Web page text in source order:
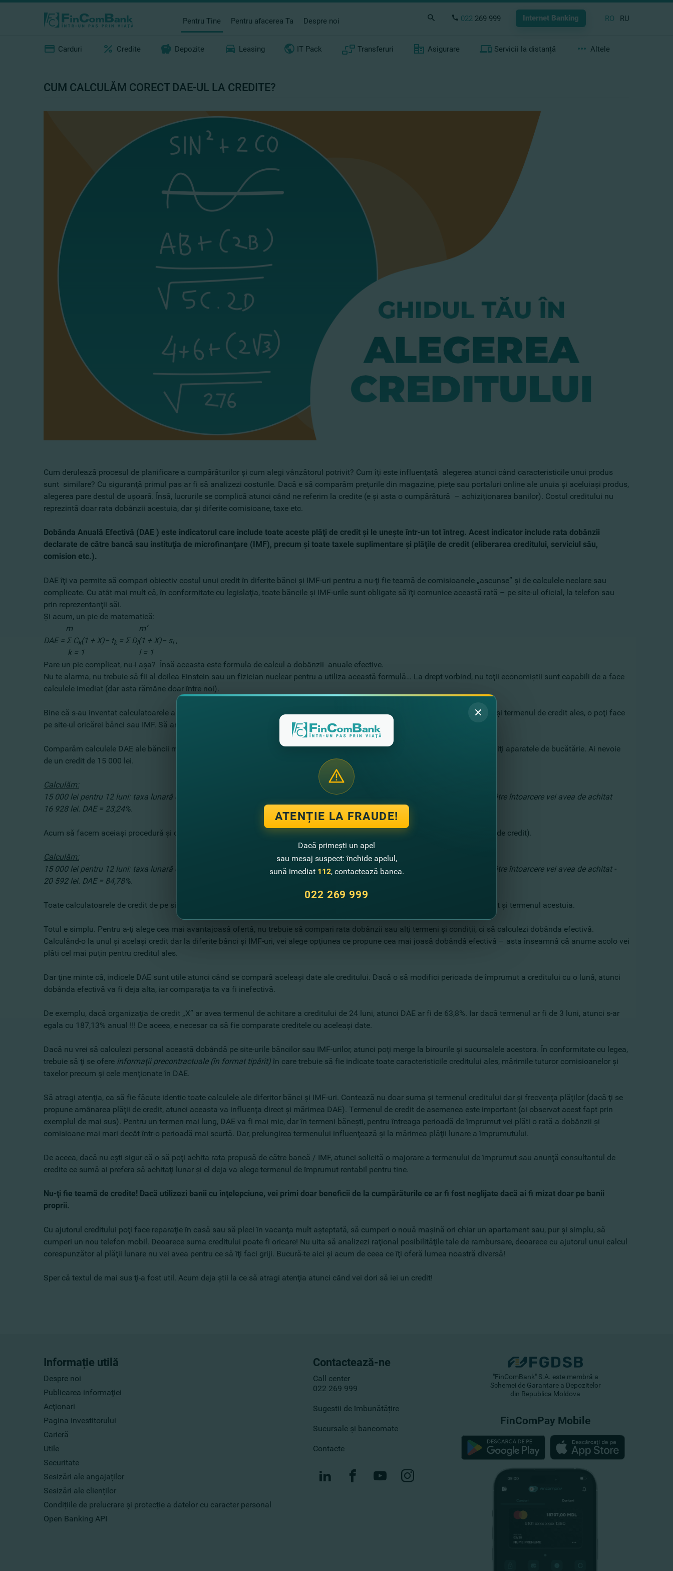
Pentru Tine Pentru afacerea Ta Despre noi 022 269 999 Internet Banking RO RU
Carduri Credite Depozite Leasing IT Pack Transferuri Asigurare Servicii la distanță Altele
CUM CALCULĂM CORECT DAE-UL LA CREDITE?
Cum derulează procesul de planificare a cumpărăturilor şi cum alegi vânzătorul potrivit? Cum îţi este influenţată alegerea atunci când caracteristicile unui produs
sunt similare? Cu siguranţă primul pas ar fi să analizezi costurile. Dacă e să comparăm preţurile din magazine, pieţe sau portaluri online ale unuia şi aceluiaşi produs,
alegerea pare destul de uşoară. Însă, lucrurile se complică atunci când ne referim la credite (e şi asta o cumpărătură – achiziţionarea banilor). Costul creditului nu
reprezintă doar rata dobânzii acestuia, dar şi diferite comisioane, taxe etc.
Dobânda Anuală Efectivă (DAE ) este indicatorul care include toate aceste plăţi de credit şi le uneşte într-un tot întreg. Acest indicator include rata dobânzii
declarate de către bancă sau instituţia de microfinanţare (IMF), precum şi toate taxele suplimentare şi plăţile de credit (eliberarea creditului, serviciul său,
comision etc.).
DAE îţi va permite să compari obiectiv costul unui credit în diferite bănci şi IMF-uri pentru a nu-ţi fie teamă de comisioanele „ascunse” şi de calculele neclare sau
complicate. Cu atât mai mult că, în conformitate cu legislaţia, toate băncile şi IMF-urile sunt obligate să îţi comunice această rată – pe site-ul oficial, la telefon sau
prin reprezentanţii săi.
Şi acum, un pic de matematică:
m m׳
DAE = ΣCk(1 + X)− tk = ΣDl(1 + X)− sl,
k = 1 l = 1
Pare un pic complicat, nu-i aşa? Însă aceasta este formula de calcul a dobânzii anuale efective.
Nu te alarma, nu trebuie să fii al doilea Einstein sau un fizician nuclear pentru a utiliza această formulă… La drept vorbind, nu toţii economiştii sunt capabili de a face
calculele imediat (dar asta rămâne doar între noi).
Bine că s-au inventat calculatoarele automate de credit! Şi acum, când vrei să calculezi Dobânda Anuală Efectivă (DAE) la suma şi termenul de credit ales, o poţi face
pe site-ul oricărei bănci sau IMF. Să analizăm un exemplu pentru a vedea cum aceasta funcţionează.
Comparăm calculele DAE ale băncii mele preferate J şi a unei anumite organizaţii de credit „X”. Să presupunem că vreţi să reînnoiţi aparatele de bucătărie. Ai nevoie
de un credit de 15 000 lei.
Calculăm:
15 000 lei pentru 12 luni: taxa lunară este de 1385 lei, toate procentele şi comisioanele vor constitui suma de 1928 lei. În total, către întoarcere vei avea de achitat
16 928 lei. DAE = 23,24%.
Acum să facem aceiaşi procedură şi cu organizaţia de credit „X” (o companie prin intermediul căreia poate fi utilizat calculatorul de credit).
Calculăm:
15 000 lei pentru 12 luni: taxa lunară este de 1716 lei, toate procentele şi comisioanele vor constitui suma de 5592 lei. În total, către întoarcere vei avea de achitat -
20 592 lei. DAE = 84,78%.
Toate calculatoarele de credit de pe site-urile băncilor şi IMF-urilor sunt uşor de utilizat. Trebuie doar să indici suma creditului dorit şi termenul acestuia.
Totul e simplu. Pentru a-ţi alege cea mai avantajoasă ofertă, nu trebuie să compari rata dobânzii sau alţi termeni şi condiţii, ci să calculezi dobânda efectivă.
Calculând-o la unul şi acelaşi credit dar la diferite bănci şi IMF-uri, vei alege opţiunea ce propune cea mai joasă dobândă efectivă – asta înseamnă că anume acolo vei
plăti cel mai puţin pentru creditul ales.
Dar ţine minte că, indicele DAE sunt utile atunci când se compară aceleaşi date ale creditului. Dacă o să modifici perioada de împrumut a creditului cu o lună, atunci
dobânda efectivă va fi deja alta, iar comparaţia ta va fi inefectivă.
De exemplu, dacă organizaţia de credit „X” ar avea termenul de achitare a creditului de 24 luni, atunci DAE ar fi de 63,8%. Iar dacă termenul ar fi de 3 luni, atunci s-ar
egala cu 187,13% anual !!! De aceea, e necesar ca să fie comparate creditele cu aceleaşi date.
Dacă nu vrei să calculezi personal această dobândă pe site-urile băncilor sau IMF-urilor, atunci poţi merge la birourile şi sucursalele acestora. În conformitate cu legea,
trebuie să ţi se ofere informaţii precontractuale (în format tipărit) în care trebuie să fie indicate toate caracteristicile creditului ales, mărimile tuturor comisioanelor şi
taxelor precum şi cele menţionate în DAE.
Să atragi atenţia, ca să fie făcute identic toate calculele ale diferitor bănci şi IMF-uri. Contează nu doar suma şi termenul creditului dar şi frecvenţa plăţilor (dacă ţi se
propune amânarea plăţii de credit, atunci aceasta va influenţa direct şi mărimea DAE). Termenul de credit de asemenea este important (ai observat acest fapt prin
exemplul de mai sus). Pentru un termen mai lung, DAE va fi mai mic, dar în termeni băneşti, pentru întreaga perioadă de împrumut vei plăti o rată a dobânzii şi
comisioane mai mari decât într-o perioadă mai scurtă. Dar, prelungirea termenului influenţează şi la mărimea plăţii lunare a împrumutului.
De aceea, dacă nu eşti sigur că o să poţi achita rata propusă de către bancă / IMF, atunci solicită o majorare a termenului de împrumut sau anunţă consultantul de
credite ce sumă ai prefera să achitaţi lunar şi el deja va alege termenul de împrumut rentabil pentru tine.
Nu-ţi fie teamă de credite! Dacă utilizezi banii cu înţelepciune, vei primi doar beneficii de la cumpărăturile ce ar fi fost neglijate dacă ai fi mizat doar pe banii
proprii.
Cu ajutorul creditului poţi face reparaţie în casă sau să pleci în vacanţa mult aşteptată, să cumperi o nouă maşină ori chiar un apartament sau, pur şi simplu, să
cumperi un nou telefon mobil. Deoarece suma creditului poate fi oricare! Nu uita să analizezi raţional posibilităţile tale de rambursare, deoarece cu ajutorul unui calcul
corespunzător al plăţii lunare nu vei avea pentru ce să îţi faci griji. Bucură-te aici şi acum de ceea ce îţi oferă lumea noastră diversă!
Sper că textul de mai sus ţi-a fost util. Acum deja ştii la ce să atragi atenţia atunci când vei dori să iei un credit!
Informație utilă
Despre noi
Publicarea informaţiei
Acţionari
Pagina investitorului
Carieră
Utile
Securitate
Sesizări ale angajaților
Sesizări ale clienților
Condițiile de prelucrare și protecție a datelor cu caracter personal
Open Banking API
Contactează-ne
Call center
022 269 999
Sugestii de îmbunătățire
Sucursale și bancomate
Contacte
"FinComBank" S.A. este membră a
Schemei de Garantare a Depozitelor
din Republica Moldova
FinComPay Mobile
ATENȚIE LA FRAUDE!
Dacă primești un apel
sau mesaj suspect: închide apelul,
sună imediat 112, contactează banca.
022 269 999